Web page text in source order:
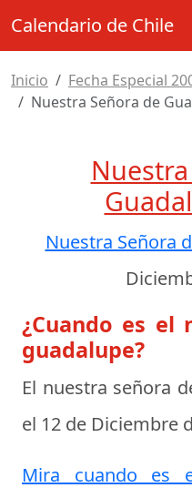
Calendario de Chile
Inicio
Fecha Especial
Nuestra Señora de
Nuestra Señora
¿Cuando es el
guadalupe?
El nuestra señora
el 12 de Diciembre
Mira cuando es